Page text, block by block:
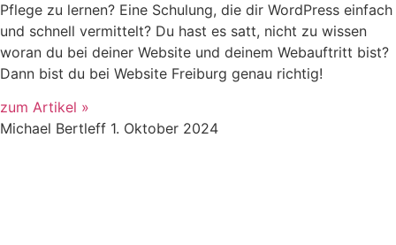
Pflege zu lernen? Eine Schulung, die dir WordPress einfach
und schnell vermittelt? Du hast es satt, nicht zu wissen
woran du bei deiner Website und deinem Webauftritt bist?
Dann bist du bei Website Freiburg genau richtig!
zum Artikel »
Michael Bertleff 1. Oktober 2024